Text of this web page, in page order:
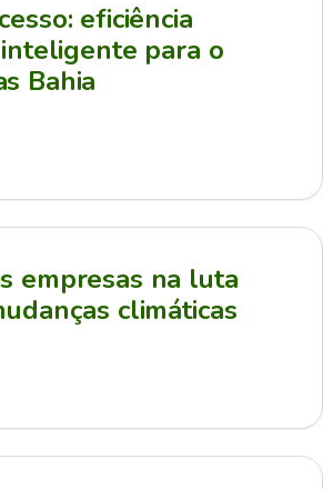
eficiência
para o
Bahia
empresas na luta
climáticas